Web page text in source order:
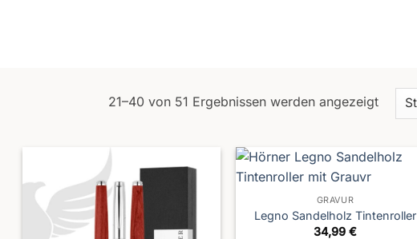
21–40 von 51 Ergebnissen werden angezeigt
GRAVUR
Legno Sandelholz Tintenroller
34,99 €